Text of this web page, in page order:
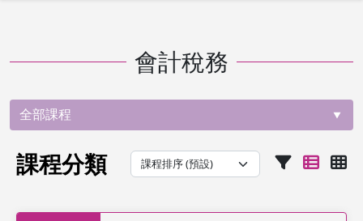
會計稅務
全部課程
課程分類